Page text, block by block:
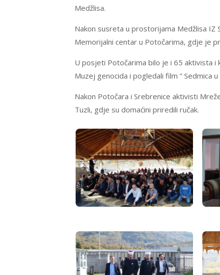
Medžlisa.
Nakon susreta u prostorijama Medžlisa
Memorijalni centar u Potočarima, gdje je
U posjeti Potočarima bilo je i 65 aktivista i
Muzej genocida i pogledali film ” Sedmica u
Nakon Potočara i Srebrenice aktivisti
Tuzli, gdje su domaćini priredili ručak.